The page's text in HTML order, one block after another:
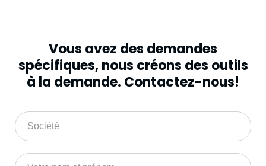
Vous avez des demandes
spécifiques, nous créons des outils
à la demande. Contactez-nous!